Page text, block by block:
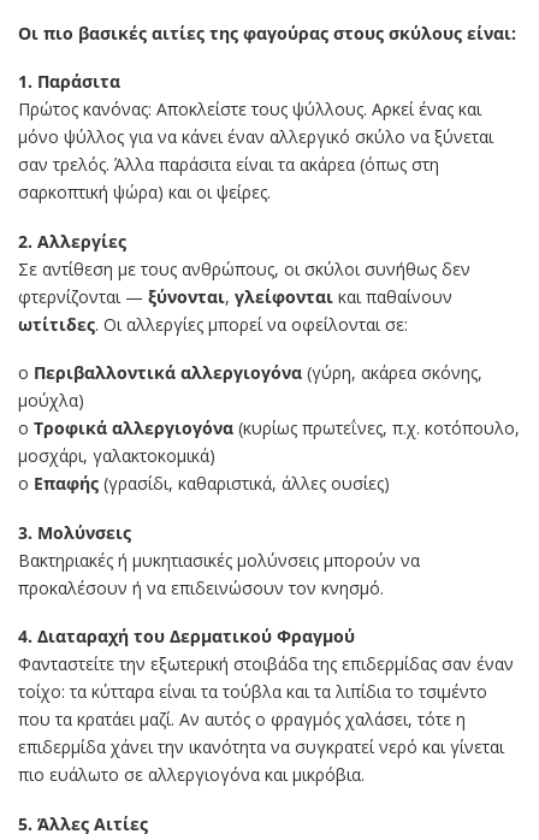
Οι πιο βασικές αιτίες της φαγούρας στους σκύλους είναι:
1. Παράσιτα
Πρώτος κανόνας: Αποκλείστε τους ψύλλους. Αρκεί ένας και
μόνο ψύλλος για να κάνει έναν αλλεργικό σκύλο να ξύνεται
σαν τρελός. Άλλα παράσιτα είναι τα ακάρεα (όπως στη
σαρκοπτική ψώρα) και οι ψείρες.
2. Αλλεργίες
Σε αντίθεση με τους ανθρώπους, οι σκύλοι συνήθως δεν
φτερνίζονται — ξύνονται, γλείφονται και παθαίνουν
ωτίτιδες. Οι αλλεργίες μπορεί να οφείλονται σε:
o Περιβαλλοντικά αλλεργιογόνα (γύρη, ακάρεα σκόνης,
μούχλα)
o Τροφικά αλλεργιογόνα (κυρίως πρωτεΐνες, π.χ. κοτόπουλο,
μοσχάρι, γαλακτοκομικά)
o Επαφής (γρασίδι, καθαριστικά, άλλες ουσίες)
3. Μολύνσεις
Βακτηριακές ή μυκητιασικές μολύνσεις μπορούν να
προκαλέσουν ή να επιδεινώσουν τον κνησμό.
4. Διαταραχή του Δερματικού Φραγμού
Φανταστείτε την εξωτερική στοιβάδα της επιδερμίδας σαν έναν
τοίχο: τα κύτταρα είναι τα τούβλα και τα λιπίδια το τσιμέντο
που τα κρατάει μαζί. Αν αυτός ο φραγμός χαλάσει, τότε η
επιδερμίδα χάνει την ικανότητα να συγκρατεί νερό και γίνεται
πιο ευάλωτο σε αλλεργιογόνα και μικρόβια.
5. Άλλες Αιτίες